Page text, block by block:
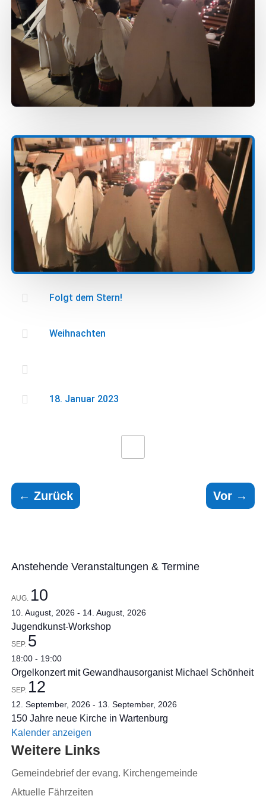
 Folgt dem Stern!
 Weihnachten

 18. Januar 2023
←Zurück Vor→
Anstehende Veranstaltungen & Termine
AUG. 10
10. August, 2026 - 14. August, 2026
Jugendkunst-Workshop
SEP. 5
18:00 - 19:00
Orgelkonzert mit Gewandhausorganist Michael Schönheit
SEP. 12
12. September, 2026 - 13. September, 2026
150 Jahre neue Kirche in Wartenburg
Kalender anzeigen
Weitere Links
Gemeindebrief der evang. Kirchengemeinde
Aktuelle Fährzeiten